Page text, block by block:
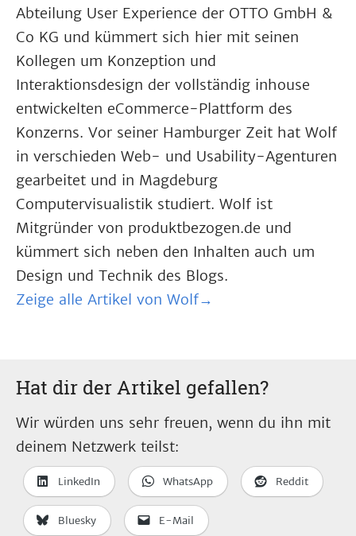
Abteilung User Experience der OTTO GmbH &
Co KG und kümmert sich hier mit seinen
Kollegen um Konzeption und
Interaktionsdesign der vollständig inhouse
entwickelten eCommerce-Plattform des
Konzerns. Vor seiner Hamburger Zeit hat Wolf
in verschieden Web- und Usability-Agenturen
gearbeitet und in Magdeburg
Computervisualistik studiert. Wolf ist
Mitgründer von produktbezogen.de und
kümmert sich neben den Inhalten auch um
Design und Technik des Blogs.
Zeige alle Artikel von Wolf→
Hat dir der Artikel gefallen?
Wir würden uns sehr freuen, wenn du ihn mit
deinem Netzwerk teilst:
LinkedIn WhatsApp Reddit
Bluesky E-Mail